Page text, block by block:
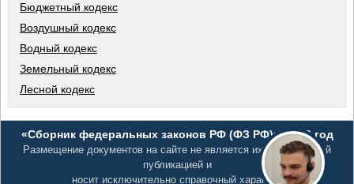
Бюджетный кодекс
Воздушный кодекс
Водный кодекс
Земельный кодекс
Лесной кодекс
«Сборник федеральных законов РФ (ФЗ РФ)», 2026 год
Размещение документов на сайте не является их официальной
публикацией и
носит исключительно справочный характер